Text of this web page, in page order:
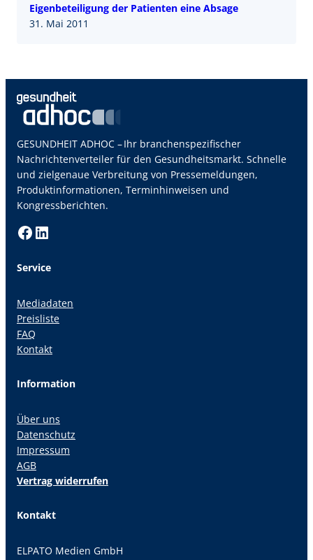
Eigenbeteiligung der Patienten eine Absage
31. Mai 2011
GESUNDHEIT ADHOC – Ihr branchenspezifischer
Nachrichtenverteiler für den Gesundheitsmarkt. Schnelle
und zielgenaue Verbreitung von Pressemeldungen,
Produktinformationen, Terminhinweisen und
Kongressberichten.
Facebook LinkedIn
Service
Mediadaten
Preisliste
FAQ
Kontakt
Information
Über uns
Datenschutz
Impressum
AGB
Vertrag widerrufen
Kontakt
ELPATO Medien GmbH